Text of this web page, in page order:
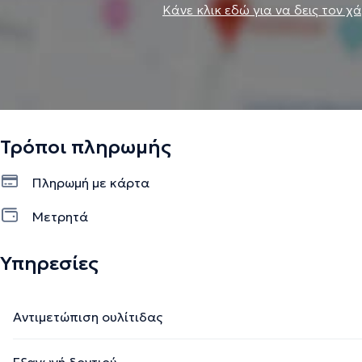
Κάνε κλικ εδώ για να δεις τον
Τρόποι πληρωμής
Πληρωμή με κάρτα
Μετρητά
Υπηρεσίες
Αντιμετώπιση ουλίτιδας